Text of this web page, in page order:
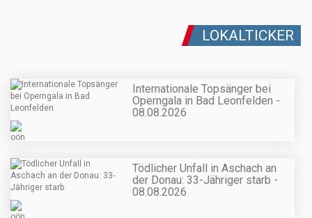
LOKALTICKER
Internationale Topsänger bei
Operngala in Bad Leonfelden -
08.08.2026
Tödlicher Unfall in Aschach an
der Donau: 33-Jähriger starb -
08.08.2026